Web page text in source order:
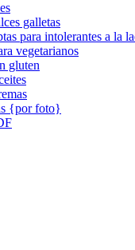
galletas
para intolerantes a la
vegetarianos
gluten
{por foto}